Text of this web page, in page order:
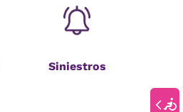
Siniestros